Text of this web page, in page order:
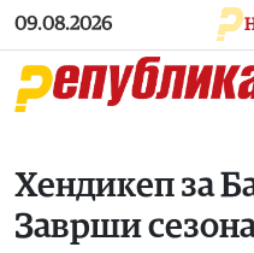
Skip to main content
09.08.2026
Хендикеп за
Заврши